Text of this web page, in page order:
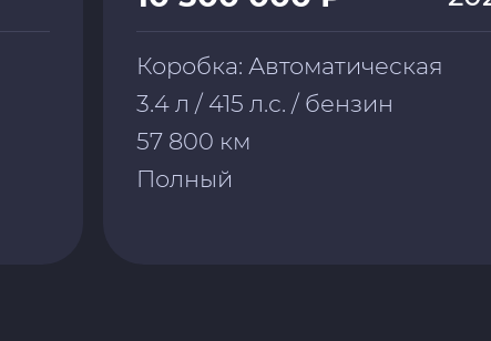
Коробка: Автоматическая
3.4 л / 415 л.с. / бензин
57 800 км
Полный